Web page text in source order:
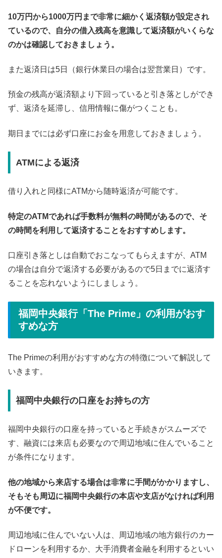
10万円から1000万円まで非常に細かく返済額が設定され
ているので、自分の借入残高を意識して返済額がいくらな
のかは確認しておきましょう。
また返済日は5日（銀行休業日の場合は翌営業日）です。
預金の残高が返済額より下回っていると引き落としができ
ず、返済を延滞し、信用情報に傷がつくことも。
期日までには必ず口座にお金を用意しておきましょう。
ATMによる返済
借り入れと同様にATMから随時返済が可能です。
特定のATMであれば手数料が無料の時間があるので、そ
の時間を利用して返済することをおすすめします。
口座引き落としは自動でおこなってもらえますが、ATM
の場合は自分で返済する必要があるので5日までに返済す
ることを忘れないようにしましょう。
福岡中央銀行「The Prime」の利用がおす
すめな方
The Primeの利用がおすすめな方の特徴について解説して
いきます。
福岡中央銀行の口座をお持ちの方
福岡中央銀行の口座を持っていると手続きがスムーズで
す、融資には来店も必要なので周辺地域に住んでいること
が条件になります。
他の地域から来店する場合は非常に手間がかかりますし、
そもそも周辺に福岡中央銀行の本店や支店がなければ利用
が不便です。
周辺地域に住んでいない人は、周辺地域の地方銀行のカー
ドローンを利用するか、大手消費者金融を利用するといい